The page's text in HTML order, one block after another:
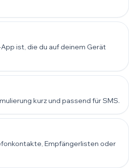
ist, die du auf deinem Gerät
kurz und passend für SMS.
Empfängerlisten oder